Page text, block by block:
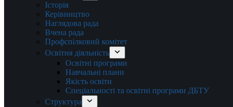
Історія
Керівництво
Наглядова рада
Вчена рада
Профспілковий комітет
Освітня діяльність
Освітні програми
Навчальні плани
Якість освіти
Спеціальності та освітні програми ДБТУ
Структура